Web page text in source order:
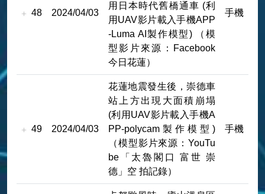
48 2024/04/03
用日本時代舊橋通車 (利
用UAV影片載入手機APP
-Luma AI製作模型) （模
型影片來源：Facebook
今日花蓮）
手機
49 2024/04/03
花蓮地震發生後，崇德車
站上方出現大面積崩塌
(利用UAV影片載入手機A
PP-polycam製作模型)
（模型影片來源：YouTu
be「太魯閣口 富世 崇
德」空 拍記錄）
手機